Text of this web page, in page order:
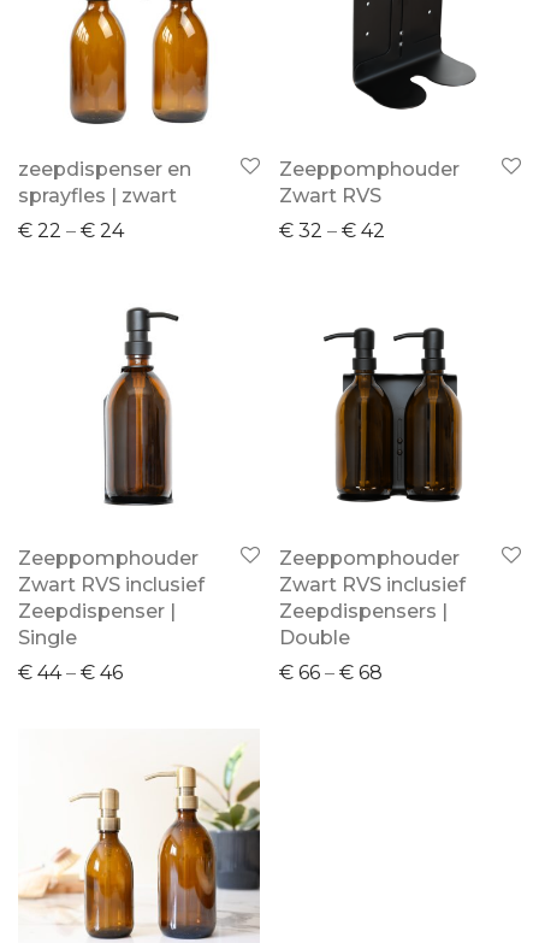
zeepdispenser en
sprayfles | zwart
€ 22 – € 24
Zeeppomphouder
Zwart RVS
€ 32 – € 42
Zeeppomphouder
Zwart RVS inclusief
Zeepdispenser |
Single
€ 44– € 46
Zeeppomphouder
Zwart RVS inclusief
Zeepdispensers |
Double
€ 66 – € 68